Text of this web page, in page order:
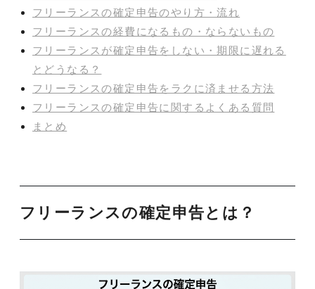
フリーランスの確定申告のやり方・流れ
フリーランスの経費になるもの・ならないもの
フリーランスが確定申告をしない・期限に遅れる
とどうなる？
フリーランスの確定申告をラクに済ませる方法
フリーランスの確定申告に関するよくある質問
まとめ
フリーランスの確定申告とは？